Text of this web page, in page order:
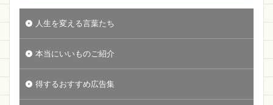
人生を変える言葉たち
本当にいいものご紹介
得するおすすめ広告集